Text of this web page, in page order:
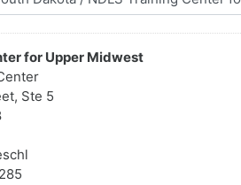
for Upper Midwest
Ste 5